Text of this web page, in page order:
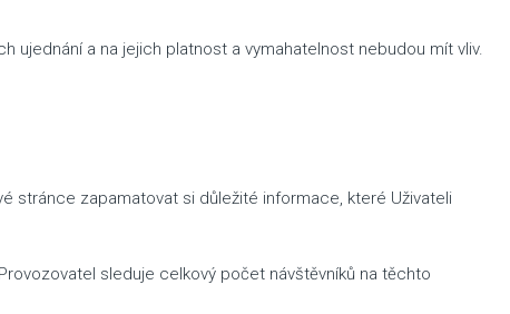
ujednání a na jejich platnost a vymahatelnost nebudou mít vliv.
stránce zapamatovat si důležité informace, které Uživateli
sleduje celkový počet návštěvníků na těchto